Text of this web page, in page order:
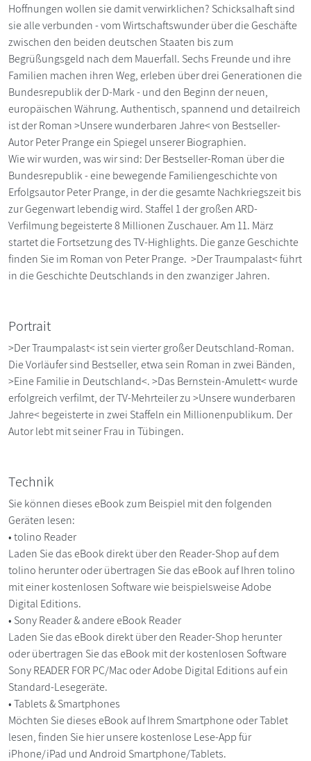
Hoffnungen wollen sie damit verwirklichen? Schicksalhaft sind
sie alle verbunden - vom Wirtschaftswunder über die Geschäfte
zwischen den beiden deutschen Staaten bis zum
Begrüßungsgeld nach dem Mauerfall. Sechs Freunde und ihre
Familien machen ihren Weg, erleben über drei Generationen die
Bundesrepublik der D-Mark - und den Beginn der neuen,
europäischen Währung. Authentisch, spannend und detailreich
ist der Roman >Unsere wunderbaren Jahre< von Bestseller-
Autor Peter Prange ein Spiegel unserer Biographien.
Wie wir wurden, was wir sind: Der Bestseller-Roman über die
Bundesrepublik - eine bewegende Familiengeschichte von
Erfolgsautor Peter Prange, in der die gesamte Nachkriegszeit bis
zur Gegenwart lebendig wird. Staffel 1 der großen ARD-
Verfilmung begeisterte 8 Millionen Zuschauer. Am 11. März
startet die Fortsetzung des TV-Highlights. Die ganze Geschichte
finden Sie im Roman von Peter Prange. >Der Traumpalast< führt
in die Geschichte Deutschlands in den zwanziger Jahren.
Portrait
>Der Traumpalast< ist sein vierter großer Deutschland-Roman.
Die Vorläufer sind Bestseller, etwa sein Roman in zwei Bänden,
>Eine Familie in Deutschland<. >Das Bernstein-Amulett< wurde
erfolgreich verfilmt, der TV-Mehrteiler zu >Unsere wunderbaren
Jahre< begeisterte in zwei Staffeln ein Millionenpublikum. Der
Autor lebt mit seiner Frau in Tübingen.
Technik
Sie können dieses eBook zum Beispiel mit den folgenden
Geräten lesen:
• tolino Reader
Laden Sie das eBook direkt über den Reader-Shop auf dem
tolino herunter oder übertragen Sie das eBook auf Ihren tolino
mit einer kostenlosen Software wie beispielsweise Adobe
Digital Editions.
• Sony Reader & andere eBook Reader
Laden Sie das eBook direkt über den Reader-Shop herunter
oder übertragen Sie das eBook mit der kostenlosen Software
Sony READER FOR PC/Mac oder Adobe Digital Editions auf ein
Standard-Lesegeräte.
• Tablets & Smartphones
Möchten Sie dieses eBook auf Ihrem Smartphone oder Tablet
lesen, finden Sie hier unsere kostenlose Lese-App für
iPhone/iPad und Android Smartphone/Tablets.